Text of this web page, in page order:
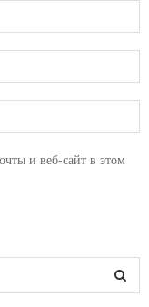
и веб-сайт в этом